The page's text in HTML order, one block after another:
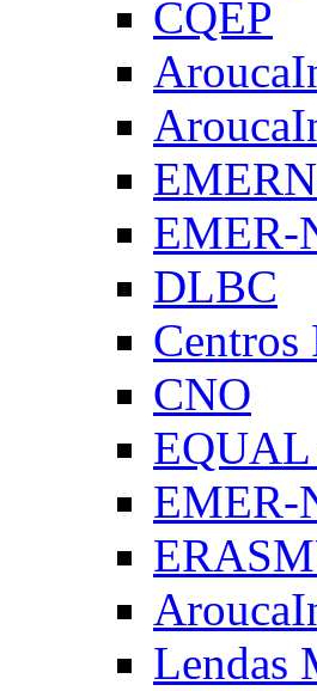
CQEP
EMER-
DLBC
Centros
CNO
EMER-
Lendas